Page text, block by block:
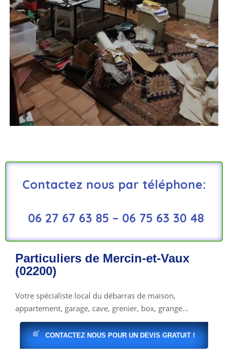
Contactez nous par téléphone:
06 27 67 63 85 – 06 75 63 30 48
Particuliers de Mercin-et-Vaux
(02200)
Votre spécialiste local du débarras de maison,
appartement, garage, cave, grenier, box, grange...
CONTACTEZ NOUS POUR UN DEVIS GRATUIT !